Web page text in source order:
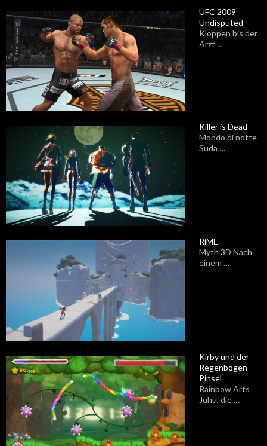
UFC 2009
Undisputed
Kloppen bis der
Arzt …
Killer is Dead
Mondo di notte
Suda …
RiME
Myth 3D Nach
einem …
Kirby und der
Regenbogen-
Pinsel
Rainbow Arts
Juhu, die …